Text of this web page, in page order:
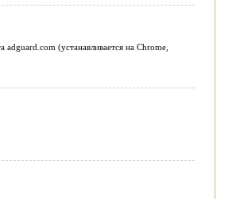
(устанавливается на Chrome,